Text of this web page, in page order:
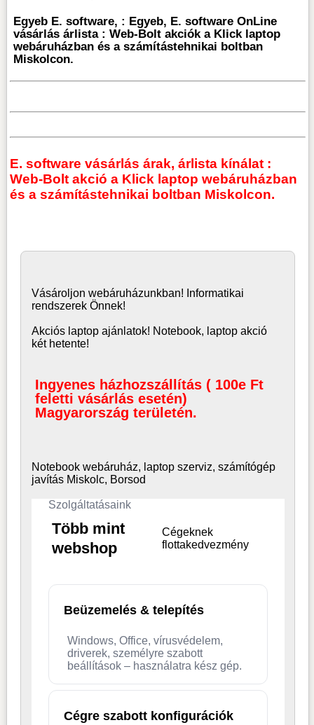
Egyeb E. software, : Egyeb, E. software OnLine
vásárlás árlista : Web-Bolt akciók a Klick laptop
webáruházban és a számítástehnikai boltban
Miskolcon.
E. software vásárlás árak, árlista kínálat :
Web-Bolt akció a Klick laptop webáruházban
és a számítástehnikai boltban Miskolcon.
Vásároljonwebáruházunkban! Informatikai
rendszerek Önnek!
Akciós laptop ajánlatok! Notebook, laptop akció
két hetente!
Ingyenes házhozszállítás ( 100e Ft
feletti vásárlás esetén)
Magyarország területén.
Notebook webáruház, laptop szerviz, számítógép
javítás Miskolc, Borsod
Szolgáltatásaink
Több mint
webshop
Cégeknek
flottakedvezmény
Beüzemelés & telepítés
Windows, Office, vírusvédelem,
driverek, személyre szabott
beállítások – használatra kész gép.
Cégre szabott konfigurációk